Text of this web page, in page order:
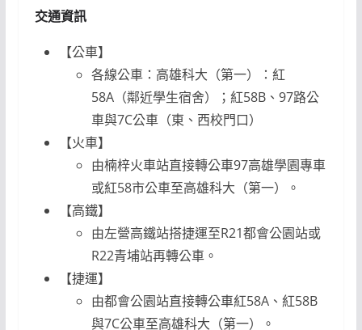
交通資訊
【公車】
各線公車：高雄科大（第一）：紅
58A（鄰近學生宿舍）；紅58B、97路公
車與7C公車（東、西校門口）
【火車】
由楠梓火車站直接轉公車97高雄學園專車
或紅58市公車至高雄科大（第一）。
【高鐵】
由左營高鐵站搭捷運至R21都會公園站或
R22青埔站再轉公車。
【捷運】
由都會公園站直接轉公車紅58A、紅58B
與7C公車至高雄科大（第一）。